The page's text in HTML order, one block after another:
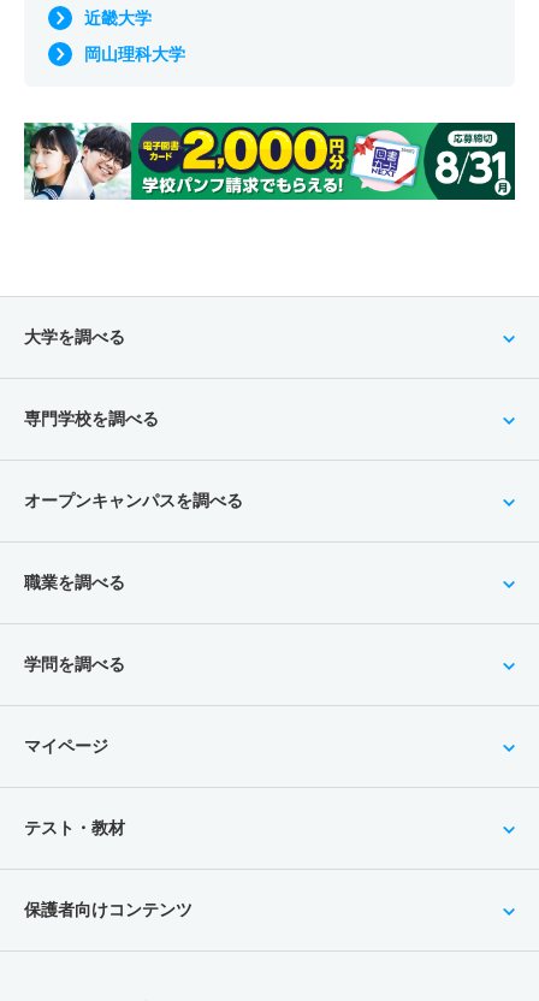
近畿大学
岡山理科大学
大学を調べる
専門学校を調べる
オープンキャンパスを調べる
職業を調べる
学問を調べる
マイページ
テスト・教材
保護者向けコンテンツ